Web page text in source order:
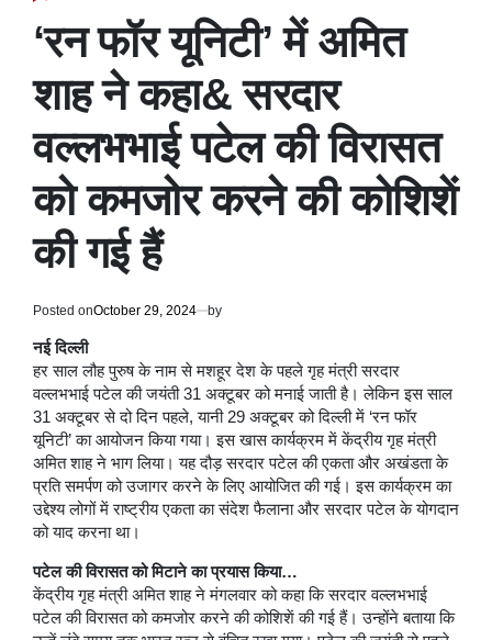
‘रन फॉर यूनिटी’ में अमित
शाह ने कहा& सरदार
वल्लभभाई पटेल की विरासत
को कमजोर करने की कोशिशें
की गई हैं
Posted onOctober 29, 2024 by
नई दिल्ली
हर साल लौह पुरुष के नाम से मशहूर देश के पहले गृह मंत्री सरदार
वल्लभभाई पटेल की जयंती 31 अक्टूबर को मनाई जाती है। लेकिन इस साल
31 अक्टूबर से दो दिन पहले, यानी 29 अक्टूबर को दिल्ली में ‘रन फॉर
यूनिटी’ का आयोजन किया गया। इस खास कार्यक्रम में केंद्रीय गृह मंत्री
अमित शाह ने भाग लिया। यह दौड़ सरदार पटेल की एकता और अखंडता के
प्रति समर्पण को उजागर करने के लिए आयोजित की गई। इस कार्यक्रम का
उद्देश्य लोगों में राष्ट्रीय एकता का संदेश फैलाना और सरदार पटेल के योगदान
को याद करना था।
पटेल की विरासत को मिटाने का प्रयास किया…
केंद्रीय गृह मंत्री अमित शाह ने मंगलवार को कहा कि सरदार वल्लभभाई
पटेल की विरासत को कमजोर करने की कोशिशें की गई हैं। उन्होंने बताया कि